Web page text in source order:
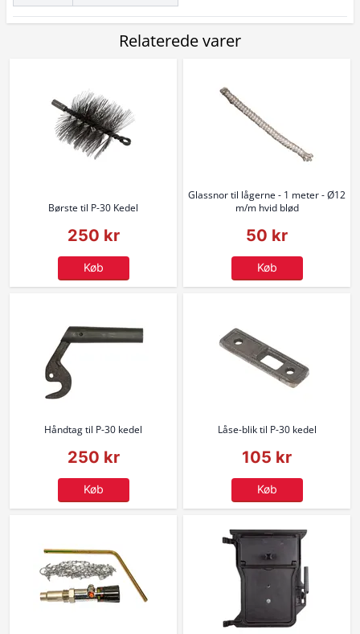
Relaterede varer
Børste til P-30 Kedel
250 kr
Køb
Glassnor til lågerne - 1 meter - Ø12
m/m hvid blød
50 kr
Køb
Håndtag til P-30 kedel
250 kr
Køb
Låse-blik til P-30 kedel
105 kr
Køb